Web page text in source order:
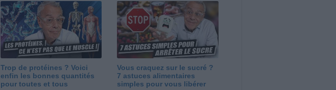
Trop de protéines ? Voici
enfin les bonnes quantités
pour toutes et tous
Vous craquez sur le sucré ?
7 astuces alimentaires
simples pour vous libérer